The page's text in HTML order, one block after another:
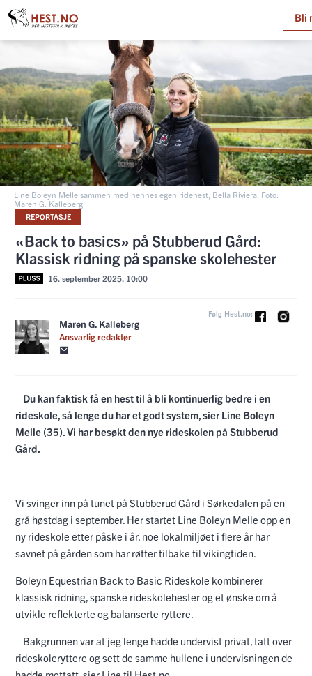
Bli
Line Boleyn Melle sammen med hennes egen ridehest, Bella Riviera. Foto:
Maren G. Kalleberg
REPORTASJE
«Back to basics» på Stubberud Gård:
Klassisk ridning på spanske skolehester
16. september 2025, 10:00
Maren G. Kalleberg
Ansvarlig redaktør
Følg Hest.no:
– Du kan faktisk få en hest til å bli kontinuerlig bedre i en
rideskole, så lenge du har et godt system, sier Line Boleyn
Melle (35). Vi har besøkt den nye rideskolen på Stubberud
Gård.
Vi svinger inn på tunet på Stubberud Gård i Sørkedalen på en
grå høstdag i september. Her startet Line Boleyn Melle opp en
ny rideskole etter påske i år, noe lokalmiljøet i flere år har
savnet på gården som har røtter tilbake til vikingtiden.
Boleyn Equestrian Back to Basic Rideskole kombinerer
klassisk ridning, spanske rideskolehester og et ønske om å
utvikle reflekterte og balanserte ryttere.
– Bakgrunnen var at jeg lenge hadde undervist privat, tatt over
rideskoleryttere og sett de samme hullene i undervisningen de